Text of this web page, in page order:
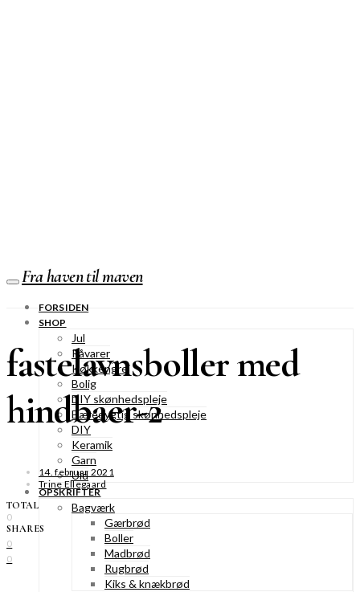
Fra haven til maven
FORSIDEN
SHOP
Jul
Råvarer
Køkkengrej
Bolig
DIY skønhedspleje
Bæredygtig skønhedspleje
DIY
Keramik
Garn
Uld
OPSKRIFTER
Bagværk
Gærbrød
Boller
Madbrød
Rugbrød
Kiks & knækbrød
fastelavnsboller med
hindbaer-2
14. februar 2021
Trine Ellegaard
TOTAL
0
SHARES
0
0